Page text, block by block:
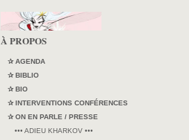
À PROPOS
✰ AGENDA
✰ BIBLIO
✰ BIO
✰ INTERVENTIONS CONFÉRENCES
✰ ON EN PARLE / PRESSE
••• ADIEU KHARKOV •••